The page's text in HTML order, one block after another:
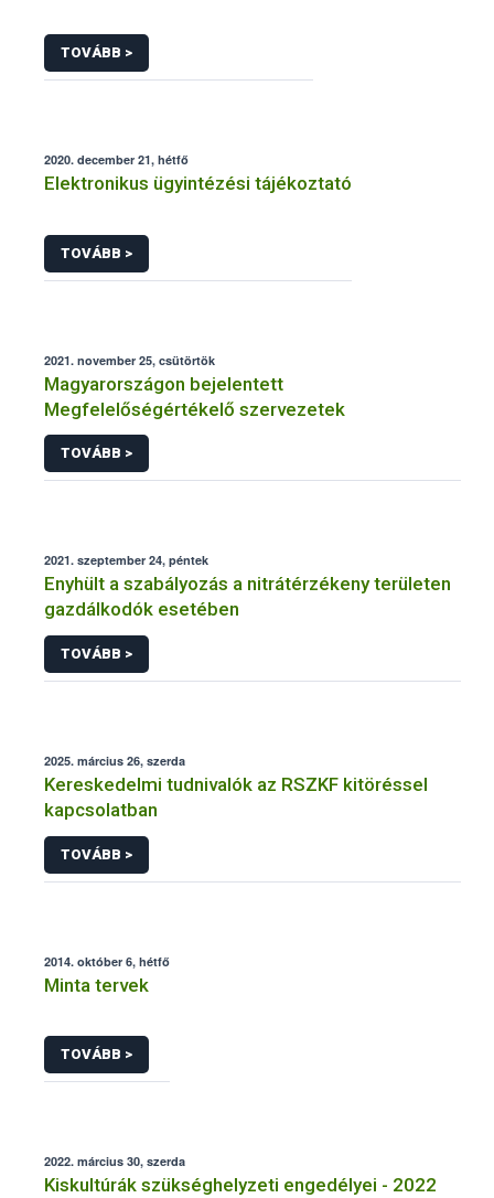
TOVÁBB >
2020. december 21, hétfő
Elektronikus ügyintézési tájékoztató
TOVÁBB >
2021. november 25, csütörtök
Magyarországon bejelentett
Megfelelőségértékelő szervezetek
TOVÁBB >
2021. szeptember 24, péntek
Enyhült a szabályozás a nitrátérzékeny területen
gazdálkodók esetében
TOVÁBB >
2025. március 26, szerda
Kereskedelmi tudnivalók az RSZKF kitöréssel
kapcsolatban
TOVÁBB >
2014. október 6, hétfő
Minta tervek
TOVÁBB >
2022. március 30, szerda
Kiskultúrák szükséghelyzeti engedélyei - 2022